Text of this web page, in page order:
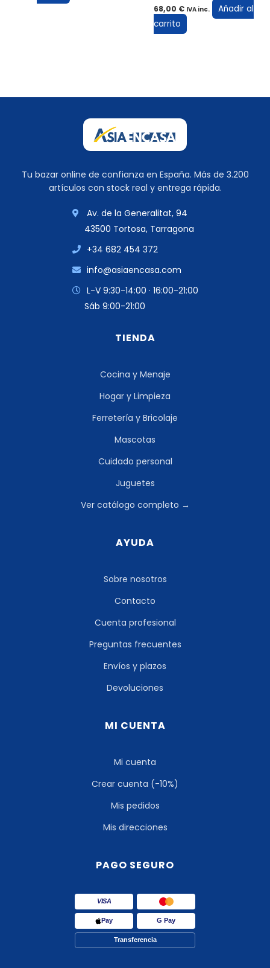
68,00 € IVA inc.
Añadir al
carrito
Tu bazar online de confianza en España. Más de 3.200
artículos con stock real y entrega rápida.
Av. de la Generalitat, 94
43500 Tortosa, Tarragona
+34 682 454 372
info@asiaencasa.com
L-V 9:30-14:00 · 16:00-21:00
Sáb 9:00-21:00
TIENDA
Cocina y Menaje
Hogar y Limpieza
Ferretería y Bricolaje
Mascotas
Cuidado personal
Juguetes
Ver catálogo completo →
AYUDA
Sobre nosotros
Contacto
Cuenta profesional
Preguntas frecuentes
Envíos y plazos
Devoluciones
MI CUENTA
Mi cuenta
Crear cuenta (-10%)
Mis pedidos
Mis direcciones
PAGO SEGURO
VISA
Pay G Pay
Transferencia